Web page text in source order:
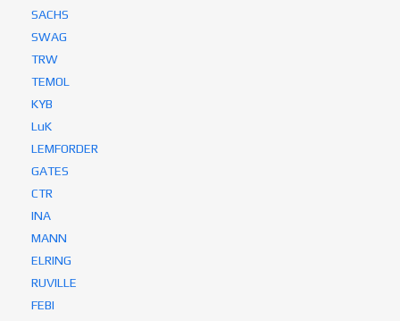
SACHS
SWAG
TRW
TEMOL
KYB
LuK
LEMFORDER
GATES
CTR
INA
MANN
ELRING
RUVILLE
FEBI